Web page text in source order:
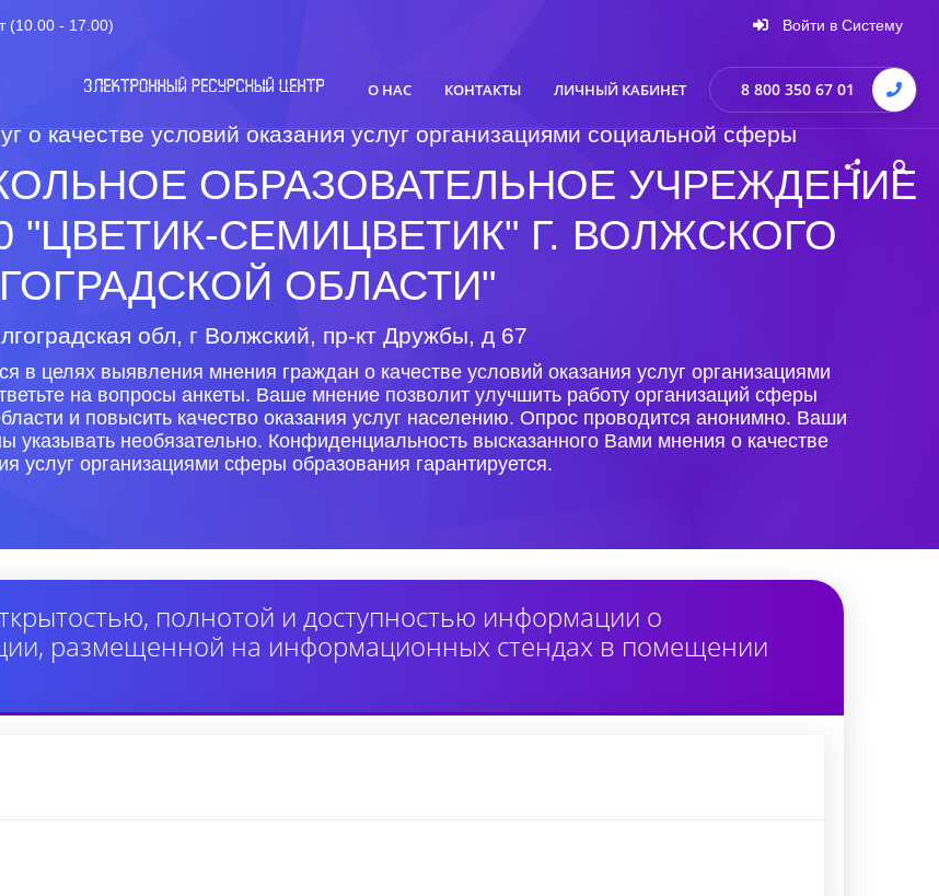
(10.00 - 17.00) Войти в Систему
О НАС КОНТАКТЫ ЛИЧНЫЙ КАБИНЕТ 8 800 350 67 01
о качестве условий оказания услуг организациями социальной сферы
ОБРАЗОВАТЕЛЬНОЕ УЧРЕЖДЕНИЕ
"ЦВЕТИК-СЕМИЦВЕТИК" Г. ВОЛЖСКОГО
ОБЛАСТИ"
обл, г Волжский, пр-кт Дружбы, д 67
в целях выявления мнения граждан о качестве условий оказания услуг организациями
на вопросы анкеты. Ваше мнение позволит улучшить работу организаций сферы
и повысить качество оказания услуг населению. Опрос проводится анонимно. Ваши
необязательно. Конфиденциальность высказанного Вами мнения о качестве
услуг организациями сферы образования гарантируется.
полнотой и доступностью информации о
размещенной на информационных стендах в помещении